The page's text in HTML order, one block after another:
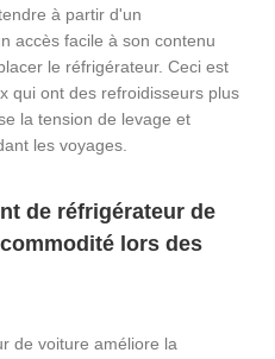
à partir d'un
accès facile à son contenu
le réfrigérateur. Ceci est
qui ont des refroidisseurs plus
la tension de levage et
les voyages.
de réfrigérateur de
lors des
de voiture améliore la